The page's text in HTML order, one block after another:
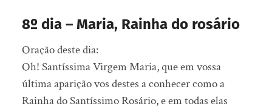
8º dia – Maria, Rainha do rosário
Oração deste dia:
Oh! Santíssima Virgem Maria, que em vossa
última aparição vos destes a conhecer como a
Rainha do Santíssimo Rosário, e em todas elas